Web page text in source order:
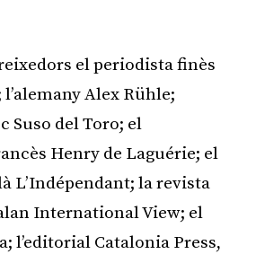
el periodista finès
Alex Rühle;
Suso del Toro; el
Henry de Laguérie; el
L’Indépendant; la revista
International View; el
l’editorial Catalonia Press,